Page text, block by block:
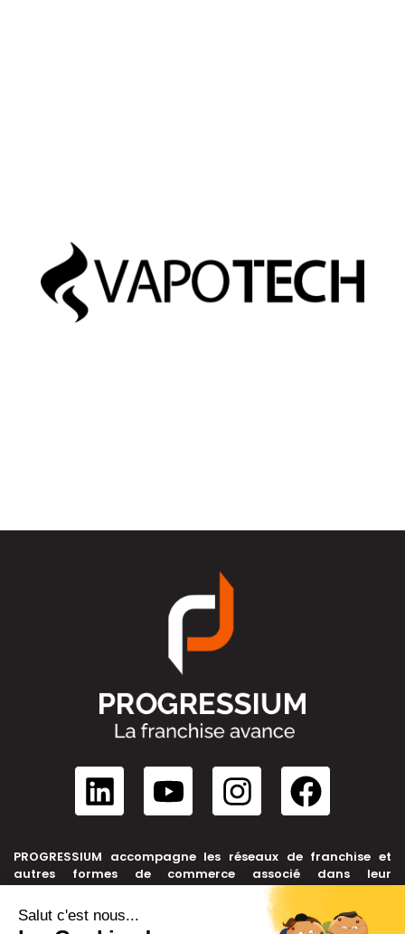
PROGRESSIUM accompagne les réseaux de franchise et
autres formes de commerce associé dans leur
développement, depuis leur création jusqu’à leur cession.